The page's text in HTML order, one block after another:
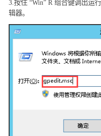
3. 按住 “Win” R 组合键调出运
辑器。